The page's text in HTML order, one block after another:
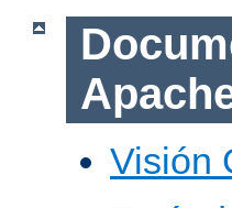
Visión